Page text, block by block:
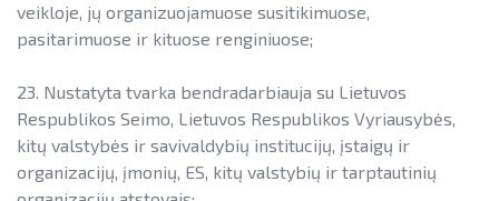
veikloje, jų organizuojamuose susitikimuose,
pasitarimuose ir kituose renginiuose;
23. Nustatyta tvarka bendradarbiauja su Lietuvos
Respublikos Seimo, Lietuvos Respublikos Vyriausybės,
kitų valstybės ir savivaldybių institucijų, įstaigų ir
organizacijų, įmonių, ES, kitų valstybių ir tarptautinių